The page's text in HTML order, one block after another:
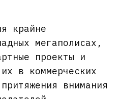
крайне
мегаполисах,
проекты и
в коммерческих
внимания